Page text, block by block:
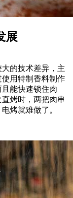
展
的技术差异，主
用特制香料制作
能快速锁住肉
烤时，两把肉串
烤就难做了。